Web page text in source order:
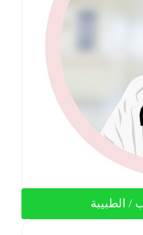
/ الطبيبة